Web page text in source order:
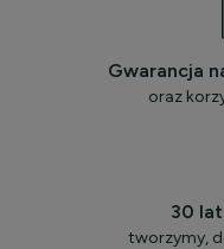
Gwarancja
oraz
30
tworzymy,